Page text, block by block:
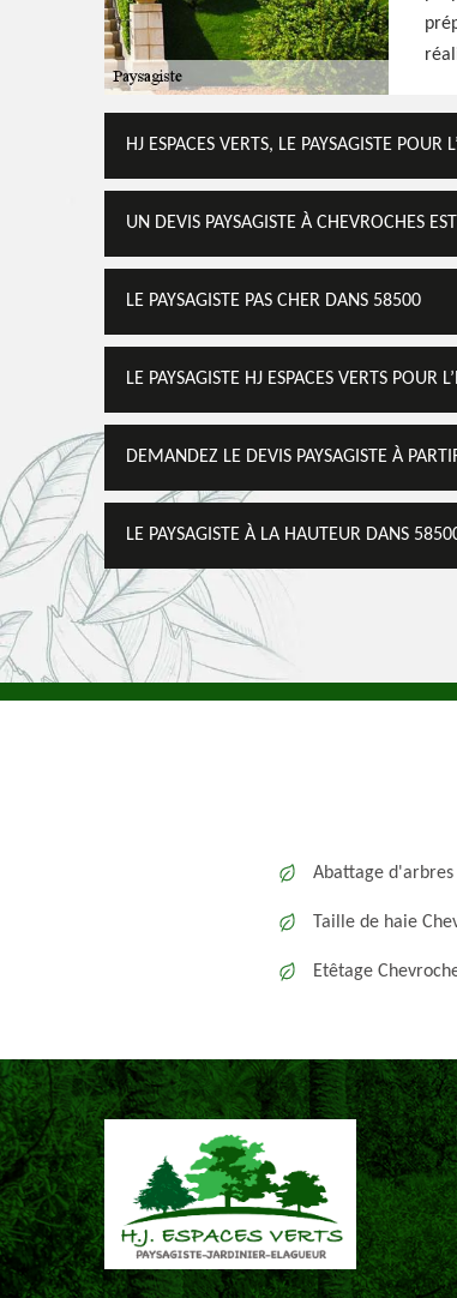
HJ ESPACES VERTS, LE PAYSAGISTE
UN DEVIS PAYSAGISTE À CHEVROCHES
LE PAYSAGISTE PAS CHER DANS 58500
LE PAYSAGISTE HJ ESPACES VERTS POUR
DEMANDEZ LE DEVIS PAYSAGISTE À
LE PAYSAGISTE À LA HAUTEUR DANS
Abattage d'arbres
Taille de haie
Etêtage